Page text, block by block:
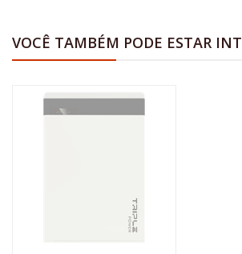
VOCÊ TAMBÉM PODE ESTAR